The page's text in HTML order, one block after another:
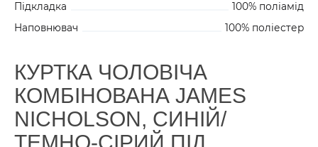
Підкладка
100% поліамід
Наповнювач
100% поліестер
КУРТКА ЧОЛОВІЧА
КОМБІНОВАНА JAMES
NICHOLSON, СИНІЙ/